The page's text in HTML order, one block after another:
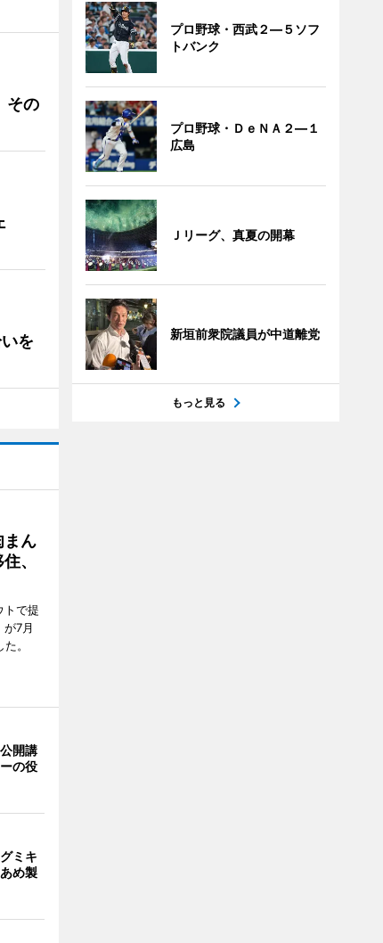
その
を
まん
、
トで提
が7月
。
開講
の役
ミキ
め製
プロ野球・西武２―５ソフ
トバンク
プロ野球・ＤｅＮＡ２―１
広島
Ｊリーグ、真夏の開幕
新垣前衆院議員が中道離党
もっと見る